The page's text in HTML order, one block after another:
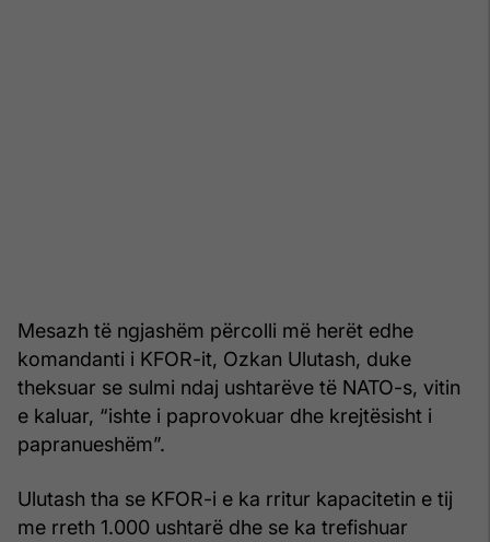
Mesazh të ngjashëm përcolli më herët edhe
komandanti i KFOR-it, Ozkan Ulutash, duke
theksuar se sulmi ndaj ushtarëve të NATO-s, vitin
e kaluar, “ishte i paprovokuar dhe krejtësisht i
papranueshëm”.
Ulutash tha se KFOR-i e ka rritur kapacitetin e tij
me rreth 1.000 ushtarë dhe se ka trefishuar